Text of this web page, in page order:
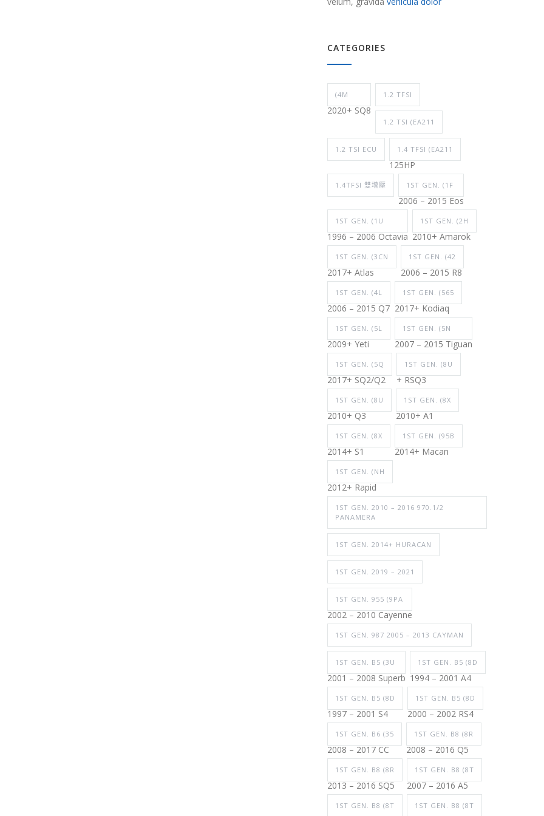
CATEGORIES
(4M
2020+ SQ8
1.2 TFSI
1.2 TSI (EA211
1.2 TSI ECU 1.4 TFSI (EA211
125HP
1.4TFSI 雙增壓 1ST GEN. (1F
2006 – 2015 Eos
1ST GEN. (1U
1996 – 2006 Octavia
1ST GEN. (2H
2010+ Amarok
1ST GEN. (3CN
2017+ Atlas
1ST GEN. (42
2006 – 2015 R8
1ST GEN. (4L
2006 – 2015 Q7
1ST GEN. (565
2017+ Kodiaq
1ST GEN. (5L
2009+ Yeti
1ST GEN. (5N
2007 – 2015 Tiguan
1ST GEN. (5Q
2017+ SQ2/Q2
1ST GEN. (8U
+ RSQ3
1ST GEN. (8U
2010+ Q3
1ST GEN. (8X
2010+ A1
1ST GEN. (8X
2014+ S1
1ST GEN. (95B
2014+ Macan
1ST GEN. (NH
2012+ Rapid
1ST GEN. 2010 – 2016 970.1/2
PANAMERA
1ST GEN. 2014+ HURACAN
1ST GEN. 2019 – 2021
1ST GEN. 955 (9PA
2002 – 2010 Cayenne
1ST GEN. 987 2005 – 2013 CAYMAN
1ST GEN. B5 (3U
2001 – 2008 Superb
1ST GEN. B5 (8D
1994 – 2001 A4
1ST GEN. B5 (8D
1997 – 2001 S4
1ST GEN. B5 (8D
2000 – 2002 RS4
1ST GEN. B6 (35
2008 – 2017 CC
1ST GEN. B8 (8R
2008 – 2016 Q5
1ST GEN. B8 (8R
2013 – 2016 SQ5
1ST GEN. B8 (8T
2007 – 2016 A5
1ST GEN. B8 (8T 1ST GEN. B8 (8T